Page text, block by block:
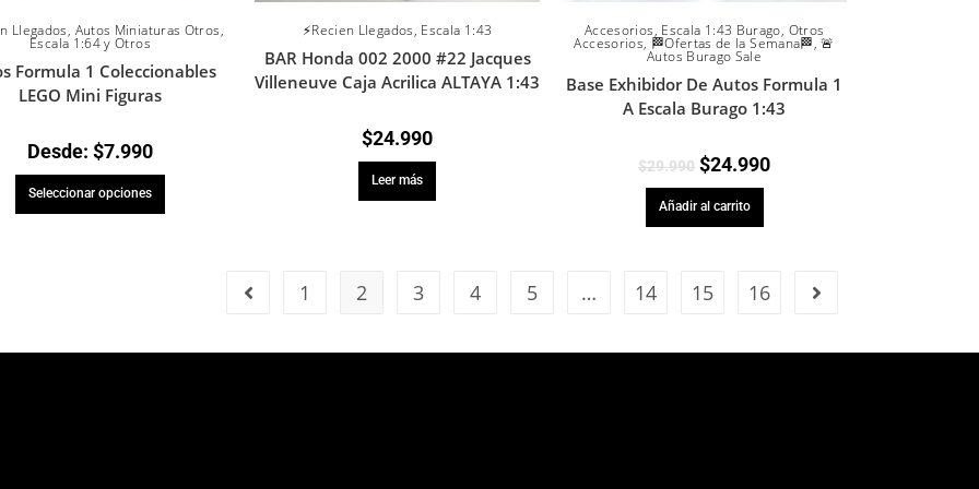
Llegados, Autos Miniaturas Otros,
Escala 1:64 y Otros
Formula 1 Coleccionables
LEGO Mini Figuras
Desde: $7.990
Seleccionar opciones
⚡Recien Llegados, Escala 1:43
BAR Honda 002 2000 #22 Jacques
Villeneuve Caja Acrilica ALTAYA 1:43
$24.990
Leer más
Accesorios, Escala 1:43 Burago, Otros
Accesorios, 🏁Ofertas de la Semana🏁,🚨
Autos Burago Sale
Base Exhibidor De Autos Formula 1
A Escala Burago 1:43
$29.990 $24.990
Añadir al carrito
1 2 3 4 5 … 14 15 16